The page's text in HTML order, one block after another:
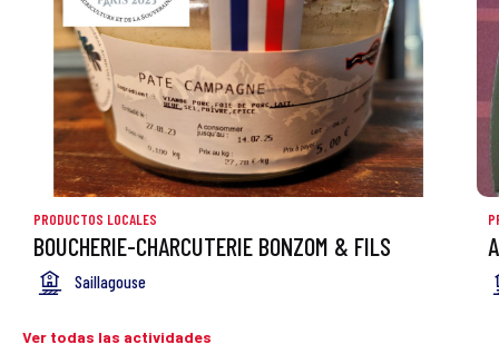
PRODUCTOS LOCALES
BOUCHERIE-CHARCUTERIE BONZOM & FILS
Saillagouse
Ver todas las actividades